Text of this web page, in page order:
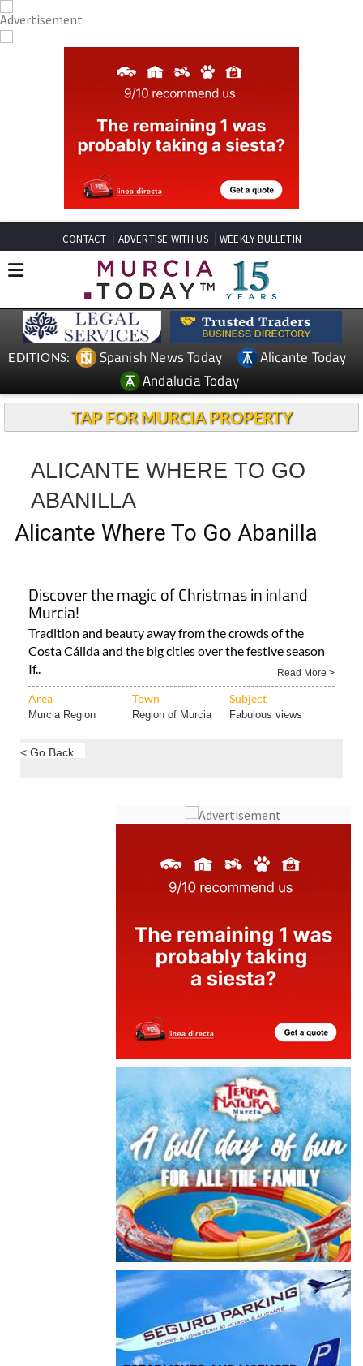
CONTACT ADVERTISE WITH US WEEKLY BULLETIN
EDITIONS: Spanish News Today
Alicante Today
Andalucia Today
TAP FOR MURCIA PROPERTY
ALICANTE WHERE TO GO
ABANILLA
Alicante Where To Go Abanilla
Discover the magic of Christmas in inland
Murcia!
Tradition and beauty away from the crowds of the
Costa Cálida and the big cities over the festive season
If..
Read More >
Area Town Subject
Murcia Region Region of Murcia Fabulous views
< Go Back